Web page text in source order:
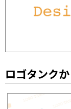
ロゴタンク